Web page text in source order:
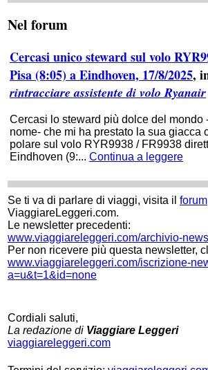
Nel forum
Cercasi unico steward sul volo
Pisa (8:05) a Eindhoven, 17/8/2025,
rintracciare assistente di volo Ryanair
Cercasi lo steward più dolce del mondo
nome- che mi ha prestato la sua giacca
polare sul volo RYR9938 / FR9938
Eindhoven (9:... Continua a leggere
Se ti va di parlare di viaggi, visita il forum
ViaggiareLeggeri.com.
Le newsletter precedenti:
www.viaggiareleggeri.com/archivio-
Per non ricevere più questa newsletter,
www.viaggiareleggeri.com/iscrizione-
a=u&t=1&id=none
Cordiali saluti,
La redazione di Viaggiare Leggeri
viaggiareleggeri.com